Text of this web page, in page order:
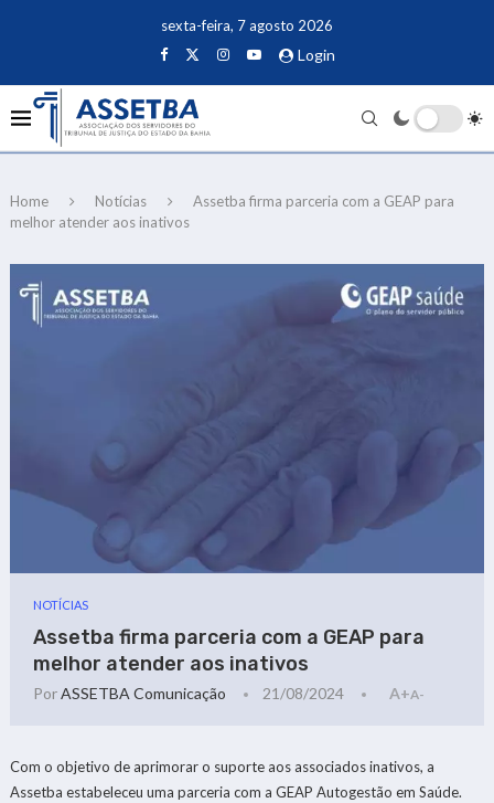
sexta-feira, 7 agosto 2026
Login
Home Notícias
Assetba firma parceria com a GEAP para
melhor atender aos inativos
NOTÍCIAS
Assetba firma parceria com a GEAP para
melhor atender aos inativos
PorASSETBA Comunicação 21/08/2024 A+A-
Com o objetivo de aprimorar o suporte aos associados inativos, a
Assetba estabeleceu uma parceria com a GEAP Autogestão em Saúde.